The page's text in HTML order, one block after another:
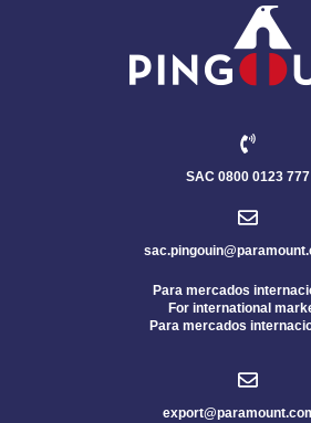
SAC 0800 0123 777
Para mercados
For international
Para mercados